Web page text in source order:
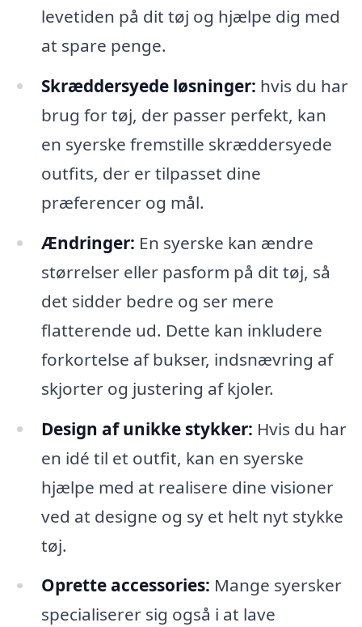
levetiden på dit tøj og hjælpe dig med
at spare penge.
Skræddersyede løsninger: hvis du har
brug for tøj, der passer perfekt, kan
en syerske fremstille skræddersyede
outfits, der er tilpasset dine
præferencer og mål.
Ændringer: En syerske kan ændre
størrelser eller pasform på dit tøj, så
det sidder bedre og ser mere
flatterende ud. Dette kan inkludere
forkortelse af bukser, indsnævring af
skjorter og justering af kjoler.
Design af unikke stykker: Hvis du har
en idé til et outfit, kan en syerske
hjælpe med at realisere dine visioner
ved at designe og sy et helt nyt stykke
tøj.
Oprette accessories: Mange syersker
specialiserer sig også i at lave